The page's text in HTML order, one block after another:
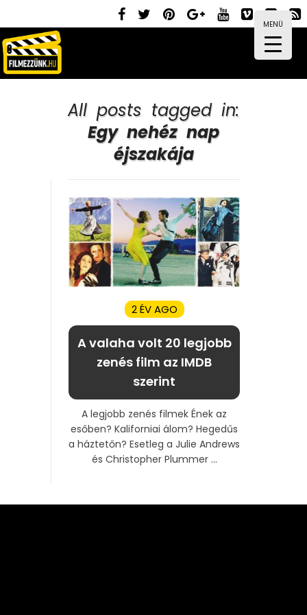
MENÜ
All posts tagged in:
Egy nehéz nap
éjszakája
2 ÉV AGO
A valaha volt 20 legjobb
zenés film az IMDB
szerint
A legjobb zenés filmek Ének az
esőben? Kaliforniai álom? Hegedűs
a háztetőn? Esetleg a Julie Andrews
és Christopher Plummer ...